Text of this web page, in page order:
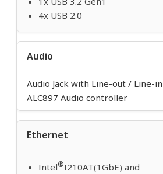
4x USB 2.0
Audio
Audio Jack with Line-out / Line-
ALC897 Audio controller
Ethernet
Intel®I210AT(1GbE) and